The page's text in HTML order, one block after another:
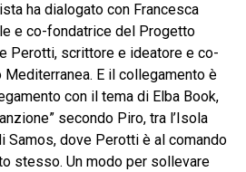
ha dialogato con Francesca
e co-fondatrice del Progetto
Perotti, scrittore e ideatore e co-
E il collegamento è
con il tema di Elba Book,
secondo Piro, tra l’Isola
Samos, dove Perotti è al comando
stesso. Un modo per sollevare